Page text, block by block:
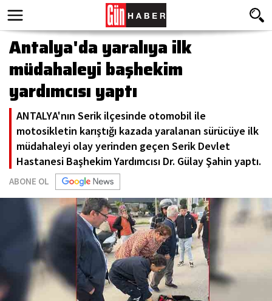
Antalya'da yaralıya ilk
müdahaleyi başhekim
yardımcısı yaptı
ANTALYA'nın Serik ilçesinde otomobil ile
motosikletin karıştığı kazada yaralanan sürücüye ilk
müdahaleyi olay yerinden geçen Serik Devlet
Hastanesi Başhekim Yardımcısı Dr. Gülay Şahin yaptı.
ABONE OL